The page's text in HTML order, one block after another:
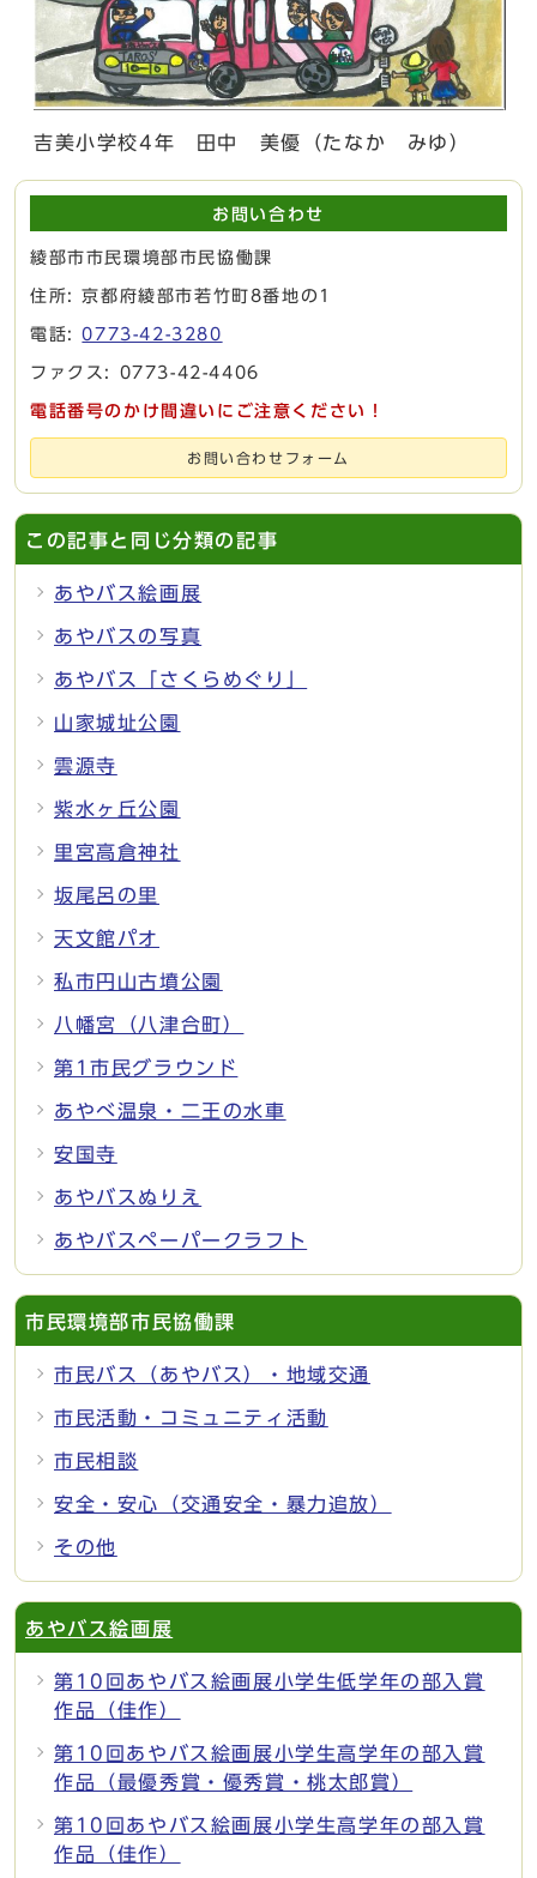
吉美小学校4年 田中 美優（たなか みゆ）
お問い合わせ
綾部市市民環境部市民協働課
住所: 京都府綾部市若竹町8番地の1
電話:0773-42-3280
ファクス: 0773-42-4406
電話番号のかけ間違いにご注意ください！
お問い合わせフォーム
この記事と同じ分類の記事
あやバス絵画展
あやバスの写真
あやバス「さくらめぐり」
山家城址公園
雲源寺
紫水ヶ丘公園
里宮高倉神社
坂尾呂の里
天文館パオ
私市円山古墳公園
八幡宮（八津合町）
第1市民グラウンド
あやべ温泉・二王の水車
安国寺
あやバスぬりえ
あやバスペーパークラフト
市民環境部市民協働課
市民バス（あやバス）・地域交通
市民活動・コミュニティ活動
市民相談
安全・安心（交通安全・暴力追放）
その他
あやバス絵画展
第10回あやバス絵画展小学生低学年の部入賞
作品（佳作）
第10回あやバス絵画展小学生高学年の部入賞
作品（最優秀賞・優秀賞・桃太郎賞）
第10回あやバス絵画展小学生高学年の部入賞
作品（佳作）